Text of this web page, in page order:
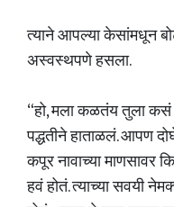
त्याने आपल्या केसांमधून
अस्वस्थपणे हसला.
“हो, मला कळतंय तुला
पद्धतीने हाताळलं. आपण
कपूर नावाच्या माणसावर
हवं होतं. त्याच्या सवयी